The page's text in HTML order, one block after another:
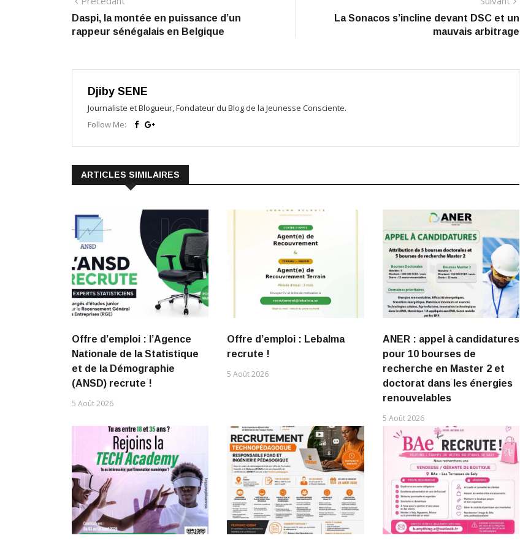
de
Daspi, la montée en puissance d’un
rappeur sénégalais en Belgique
La Sonacos s’incline devant DSC et un
mauvais arbitrage
Djiby SENE
Journaliste et Blogueur, Fondateur du Blog de la Jeunesse Consciente.
Follow Me:
ARTICLES SIMILAIRES
Offre d’emploi : l’Agence
Nationale de la Statistique
et de la Démographie
(ANSD) recrute !
5 Août 2026
Offre d’emploi : Lebalma
recrute !
5 Août 2026
ANER : appel à candidatures
pour 10 bourses de
recherche en Master 2 et
doctorat dans les énergies
renouvelables
5 Août 2026